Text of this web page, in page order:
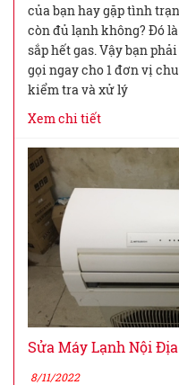
của bạn hay gặp tình
còn đủ lạnh không? Đó
sắp hết gas. Vậy bạn
gọi ngay cho 1 đơn vị
kiểm tra và xử lý
Xem chi tiết
Sửa Máy Lạnh Nội
8/11/2022